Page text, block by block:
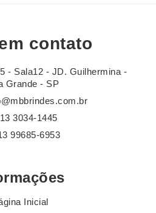
contato
- Sala12 - JD. Guilhermina -
Grande - SP
13 3034-1445
99685-6953
Inicial